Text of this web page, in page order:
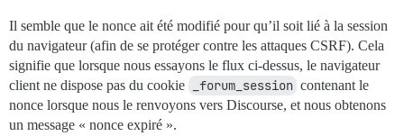
Il semble que le nonce ait été modifié pour qu’il soit lié à la session
du navigateur (afin de se protéger contre les attaques CSRF). Cela
signifie que lorsque nous essayons le flux ci-dessus, le navigateur
client ne dispose pas du cookie
_forum_session contenant le
nonce lorsque nous le renvoyons vers Discourse, et nous obtenons
un message « nonce expiré ».